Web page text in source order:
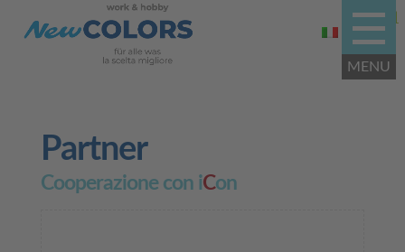
Partner
Cooperazione con iCon